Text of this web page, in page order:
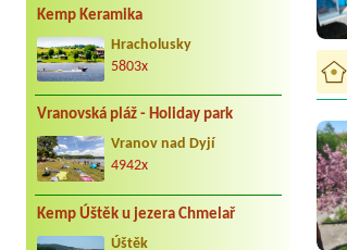
Kemp Keramika
Hracholusky
5803x
Vranovská pláž - Holiday park
Vranov nad Dyjí
4942x
Kemp Úštěk u jezera Chmelař
Úštěk